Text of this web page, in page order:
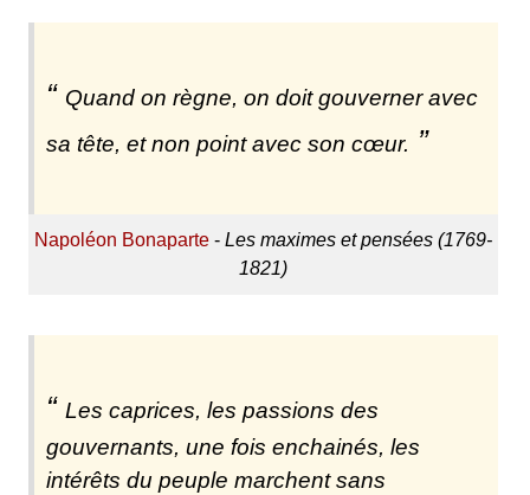
Quand on règne, on doit gouverner avec
sa tête, et non point avec son cœur.
Napoléon Bonaparte- Les maximes et pensées (1769-
1821)
Les caprices, les passions des
gouvernants, une fois enchainés, les
intérêts du peuple marchent sans